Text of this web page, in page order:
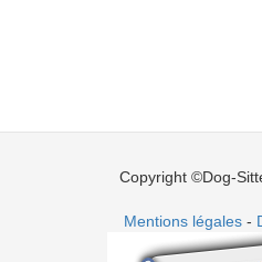
Copyright ©Dog-
Mentions légales -